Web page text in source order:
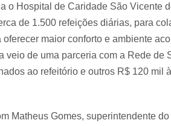
o Hospital de Caridade São Vicente
de 1.500 refeições diárias, para
oferecer maior conforto e ambiente
veio de uma parceria com a Rede de
ao refeitório e outros R$ 120 mil
Matheus Gomes, superintendente